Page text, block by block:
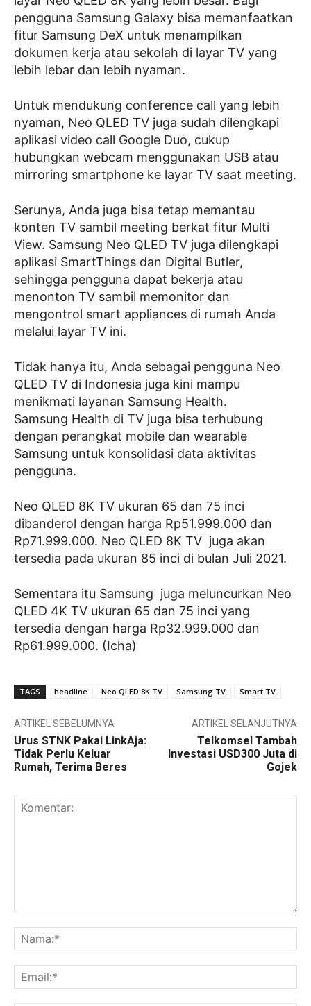
pengguna Samsung Galaxy bisa memanfaatkan
fitur Samsung DeX untuk menampilkan
dokumen kerja atau sekolah di layar TV yang
lebih lebar dan lebih nyaman.
Untuk mendukung conference call yang lebih
nyaman, Neo QLED TV juga sudah dilengkapi
aplikasi video call Google Duo, cukup
hubungkan webcam menggunakan USB atau
mirroring smartphone ke layar TV saat meeting.
Serunya, Anda juga bisa tetap memantau
konten TV sambil meeting berkat fitur Multi
View. Samsung Neo QLED TV juga dilengkapi
aplikasi SmartThings dan Digital Butler,
sehingga pengguna dapat bekerja atau
menonton TV sambil memonitor dan
mengontrol smart appliances di rumah Anda
melalui layar TV ini.
Tidak hanya itu, Anda sebagai pengguna Neo
QLED TV di Indonesia juga kini mampu
menikmati layanan Samsung Health.
Samsung Health di TV juga bisa terhubung
dengan perangkat mobile dan wearable
Samsung untuk konsolidasi data aktivitas
pengguna.
Neo QLED 8K TV ukuran 65 dan 75 inci
dibanderol dengan harga Rp51.999.000 dan
Rp71.999.000. Neo QLED 8K TV juga akan
tersedia pada ukuran 85 inci di bulan Juli 2021.
Sementara itu Samsung juga meluncurkan Neo
QLED 4K TV ukuran 65 dan 75 inci yang
tersedia dengan harga Rp32.999.000 dan
Rp61.999.000. (Icha)
TAGS headline Neo QLED 8K TV Samsung TV Smart TV
ARTIKEL SEBELUMNYA
Urus STNK Pakai LinkAja:
Tidak Perlu Keluar
Rumah, Terima Beres
ARTIKEL SELANJUTNYA
Telkomsel Tambah
Investasi USD300 Juta di
Gojek